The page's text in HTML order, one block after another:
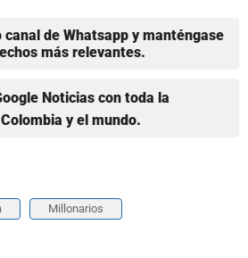
canal de Whatsapp y manténgase
más relevantes.
Noticias con toda la
y el mundo.
Millonarios